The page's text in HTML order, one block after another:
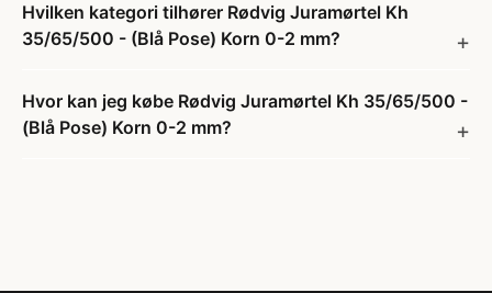
Hvilken kategori tilhører Rødvig Juramørtel Kh
35/65/500 - (Blå Pose) Korn 0-2 mm?
Hvor kan jeg købe Rødvig Juramørtel Kh 35/65/500 -
(Blå Pose) Korn 0-2 mm?